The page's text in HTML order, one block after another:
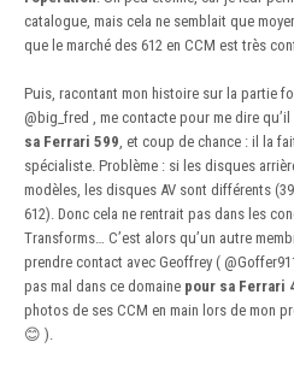
catalogue, mais cela ne semblait que
que le marché des 612 en CCM est très
Puis, racontant mon histoire sur la partie
@big_fred
, me contacte pour me dire
sa Ferrari 599 , et coup de chance : il la
spécialiste. Problème : si les disques
modèles, les disques AV sont différents
612). Donc cela ne rentrait pas dans les
Transforms… C’est alors qu’un autre
prendre contact avec Geoffrey (
pas mal dans ce domaine pour sa Ferrari
photos de ses CCM en main lors de mon
😊 ).